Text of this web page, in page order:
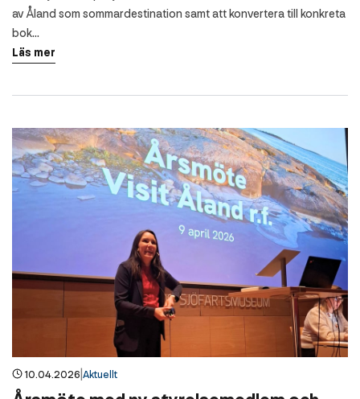
av Åland som sommardestination samt att konvertera till konkreta
bok...
Läs mer
10.04.2026 Aktuellt